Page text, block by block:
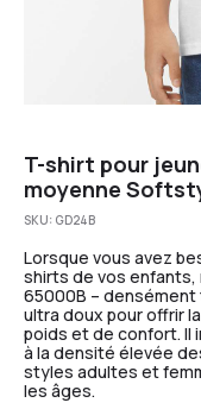
T-shirt pour
moyenne
SKU: GD24B
Lorsque vous avez
shirts de vos enfants,
65000B – densément
ultra doux pour offrir
poids et de confort. Il
à la densité élevée
styles adultes et
les âges.